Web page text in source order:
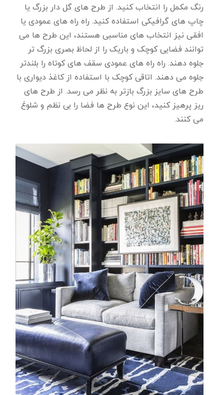
رنگ مکمل را انتخاب کنید. از طرح های گل دار بزرگ یا
چاپ های گرافیکی استفاده کنید. راه راه های عمودی یا
افقی نیز انتخاب های مناسبی هستند، این طرح ها می
توانند فضایی کوچک و باریک را از لحاظ بصری بزرگ تر
جلوه دهند. راه راه های عمودی سقف های کوتاه را بلندتر
جلوه می دهند. اتاقی کوچک با استفاده از کاغذ دیواری با
طرح های سایز بزرگ بازتر به نظر می رسد. از طرح های
ریز پرهیز کنید، این نوع طرح ها فضا را بی نظم و شلوغ
می کنند.